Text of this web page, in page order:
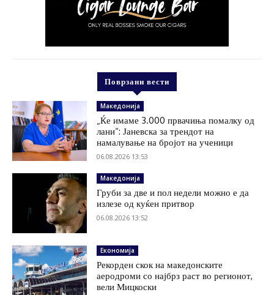
Поврзани вести
Македонија
„Ќе имаме 3.000 првачиња помалку од
лани“: Јаневска за трендот на
намалување на бројот на ученици
06.08.2026 13:53
Македонија
Груби за две и пол недели можно е да
излезе од куќен притвор
06.08.2026 13:52
Економија
Рекорден скок на македонските
аеродроми со најбрз раст во регионот,
вели Мицкоски